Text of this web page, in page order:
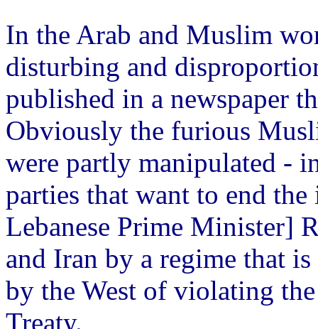
In the Arab and Muslim
disturbing and
published in a newspaper
Obviously the furious
were partly manipulated -
parties that want to end
Lebanese Prime Minister]
and Iran by a regime that
by the West of violating
Treaty.